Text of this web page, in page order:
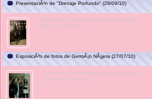
PresentaciÃ³n de "Drenaje Profundo" (29/09/10)
13 Archivo(s), Último añadido el Octubre 02, 2010
Álbum visto 175 veces
ExposiciÃ³n de fotos de GermÃ¡n NÃ¡jera (27/07/10)
11 Archivo(s), Último añadido el Agosto 04, 2010
Álbum visto 171 veces